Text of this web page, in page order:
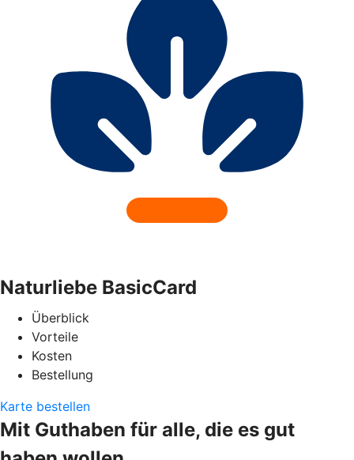
Naturliebe BasicCard
Überblick
Vorteile
Kosten
Bestellung
Karte bestellen
Mit Guthaben für alle, die es gut